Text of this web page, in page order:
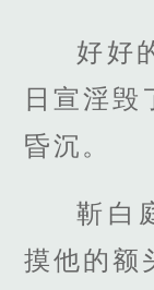
好好
日宣淫毁
昏沉。
靳白
摸他的额